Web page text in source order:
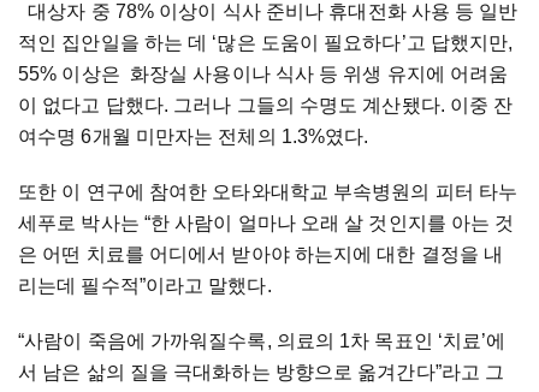
대상자 중 78% 이상이 식사 준비나 휴대전화 사용 등 일반
적인 집안일을 하는 데 ‘많은 도움이 필요하다’고 답했지만,
55% 이상은 화장실 사용이나 식사 등 위생 유지에 어려움
이 없다고 답했다. 그러나 그들의 수명도 계산됐다. 이중 잔
여수명 6개월 미만자는 전체의 1.3%였다.
또한 이 연구에 참여한 오타와대학교 부속병원의 피터 타누
세푸로 박사는 “한 사람이 얼마나 오래 살 것인지를 아는 것
은 어떤 치료를 어디에서 받아야 하는지에 대한 결정을 내
리는데 필수적”이라고 말했다.
“사람이 죽음에 가까워질수록, 의료의 1차 목표인 ‘치료’에
서 남은 삶의 질을 극대화하는 방향으로 옮겨간다”라고 그